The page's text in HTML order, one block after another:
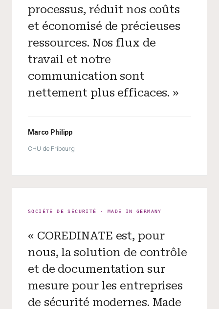
processus, réduit nos coûts
et économisé de précieuses
ressources. Nos flux de
travail et notre
communication sont
nettement plus efficaces. »
Marco Philipp
CHU de Fribourg
SOCIÉTÉ DE SÉCURITÉ · MADE IN GERMANY
« COREDINATE est, pour
nous, la solution de contrôle
et de documentation sur
mesure pour les entreprises
de sécurité modernes. Made